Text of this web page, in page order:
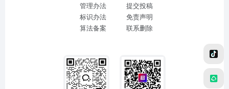
管理办法
标识办法
算法备案
提交投稿
免责声明
联系删除